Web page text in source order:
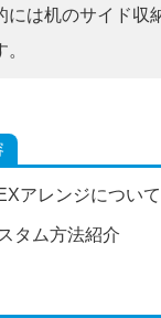
には机のサイド収
アレンジについて
タム方法紹介